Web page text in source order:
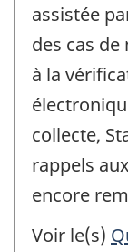
assistée
des cas
à la
collecte,
rappels
encore
Voir le(s)